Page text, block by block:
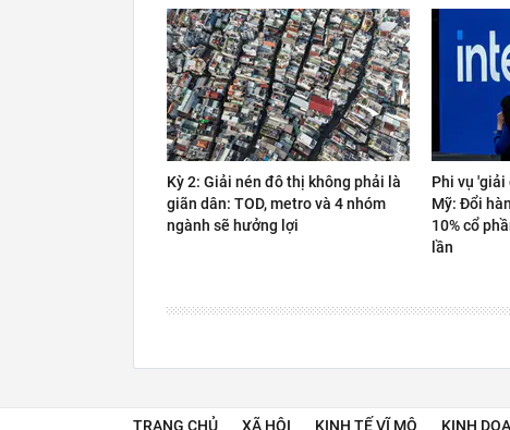
Kỳ 2: Giải nén đô thị không phải là
giãn dân: TOD, metro và 4 nhóm
ngành sẽ hưởng lợi
Phi vụ
Mỹ: Đổi
10% cổ
lần
TRANG CHỦ XÃ HỘI KINH TẾ VĨ MÔ KINH